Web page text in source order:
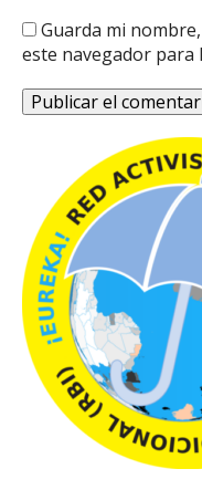
Guarda mi
este navegador para